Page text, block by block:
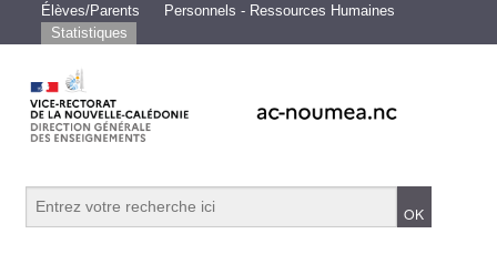
Élèves/Parents
Personnels - Ressources Humaines
Statistiques